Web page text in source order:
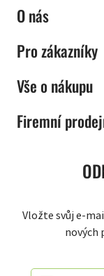
O nás
Pro zákazníky
Vše o nákupu
Firemní
Vložte svůj e-
nových